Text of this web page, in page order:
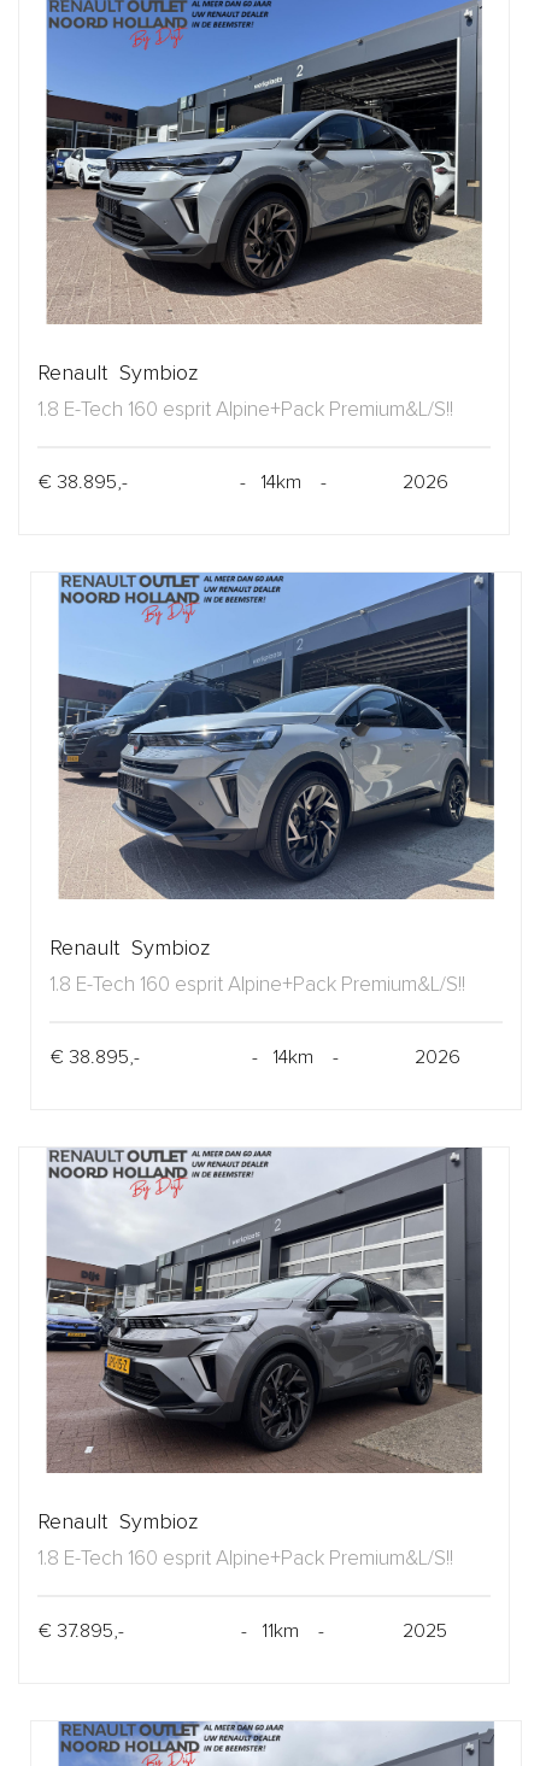
Renault Symbioz
1.8 E-Tech 160 esprit Alpine+Pack Premium&L/S!!
€ 38.895,- - 14km - 2026
Renault Symbioz
1.8 E-Tech 160 esprit Alpine+Pack Premium&L/S!!
€ 38.895,- - 14km - 2026
Renault Symbioz
1.8 E-Tech 160 esprit Alpine+Pack Premium&L/S!!
€ 37.895,- - 11km - 2025